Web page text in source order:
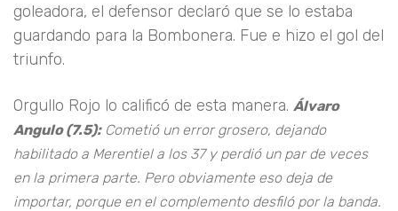
goleadora, el defensor declaró que se lo estaba
guardando para la Bombonera. Fue e hizo el gol del
triunfo.
Orgullo Rojo lo calificó de esta manera. Álvaro
Angulo (7.5):Cometió un error grosero, dejando
habilitado a Merentiel a los 37 y perdió un par de veces
en la primera parte. Pero obviamente eso deja de
importar, porque en el complemento desfiló por la banda.